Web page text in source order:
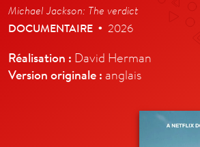
Michael Jackson: The verdict
DOCUMENTAIRE • 2026
Réalisation : David Herman
Version originale : anglais